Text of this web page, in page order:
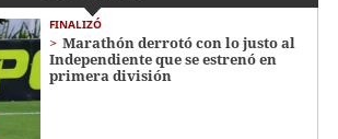
FINALIZÓ
Marathón derrotó con lo justo al
Independiente que se estrenó en
primera división